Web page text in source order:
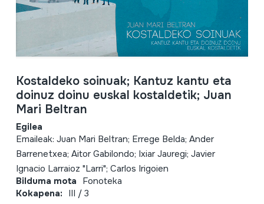
Kostaldeko soinuak; Kantuz kantu eta
doinuz doinu euskal kostaldetik; Juan
Mari Beltran
Egilea
Emaileak: Juan Mari Beltran; Errege Belda; Ander
Barrenetxea; Aitor Gabilondo; Ixiar Jauregi; Javier
Ignacio Larraioz "Larri"; Carlos Irigoien
Bilduma mota Fonoteka
Kokapena: III / 3